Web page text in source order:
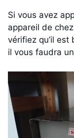
Si vous avez
appareil de
vérifiez qu’il est
il vous faudra